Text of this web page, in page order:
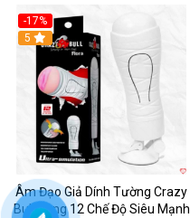
-17%
5
Âm Đạo Giả Dính Tường Crazy
Bull Rung 12 Chế Độ Siêu Mạnh